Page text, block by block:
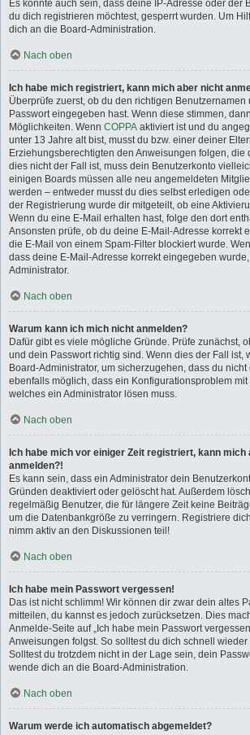
Es könnte auch sein, dass deine IP-Adresse oder der
du dich registrieren möchtest, gesperrt wurden. Um
dich an die Board-Administration.
Nach oben
Ich habe mich registriert, kann mich aber nicht
Überprüfe zuerst, ob du den richtigen Benutzernamen
Passwort eingegeben hast. Wenn diese stimmen,
Möglichkeiten. Wenn COPPA aktiviert ist und du
unter 13 Jahre alt bist, musst du bzw. einer deiner
Erziehungsberechtigten den Anweisungen folgen, die
dies nicht der Fall ist, muss dein Benutzerkonto
einigen Boards müssen alle neu angemeldeten
werden – entweder musst du dies selbst erledigen
der Registrierung wurde dir mitgeteilt, ob eine
Wenn du eine E-Mail erhalten hast, folge den dort
Ansonsten prüfe, ob du deine E-Mail-Adresse korrekt
die E-Mail von einem Spam-Filter blockiert wurde.
dass deine E-Mail-Adresse korrekt eingegeben
Administrator.
Nach oben
Warum kann ich mich nicht anmelden?
Dafür gibt es viele mögliche Gründe. Prüfe zunächst,
und dein Passwort richtig sind. Wenn dies der Fall ist,
Board-Administrator, um sicherzugehen, dass du
ebenfalls möglich, dass ein Konfigurationsproblem
welches ein Administrator lösen muss.
Nach oben
Ich habe mich vor einiger Zeit registriert, kann mich
anmelden?!
Es kann sein, dass ein Administrator dein
Gründen deaktiviert oder gelöscht hat. Außerdem
regelmäßig Benutzer, die für längere Zeit keine
um die Datenbankgröße zu verringern. Registriere
nimm aktiv an den Diskussionen teil!
Nach oben
Ich habe mein Passwort vergessen!
Das ist nicht schlimm! Wir können dir zwar dein altes
mitteilen, du kannst es jedoch zurücksetzen. Dies
Anmelde-Seite auf „Ich habe mein Passwort
Anweisungen folgst. So solltest du dich schnell
Solltest du trotzdem nicht in der Lage sein, dein
wende dich an die Board-Administration.
Nach oben
Warum werde ich automatisch abgemeldet?